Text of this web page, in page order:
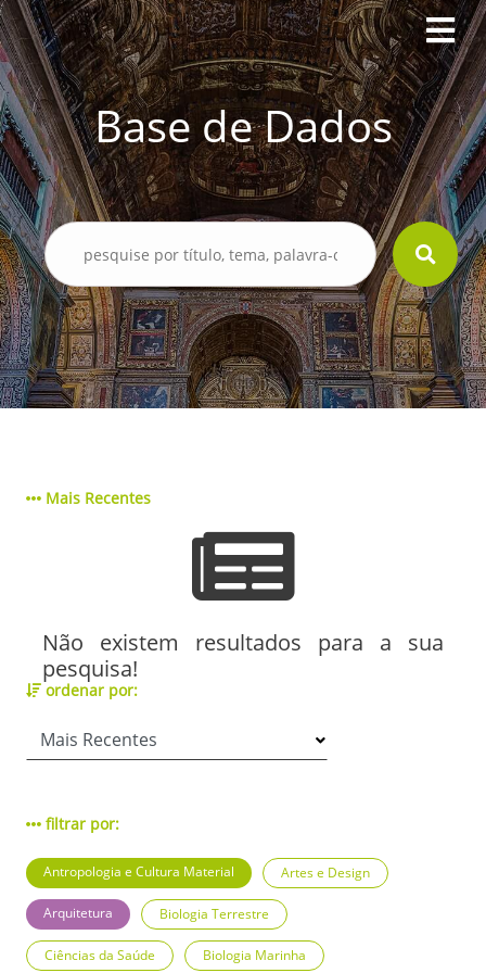
Base de Dados
Mais Recentes
Não existem resultados para a sua
pesquisa!
ordenar por:
filtrar por:
Antropologia e Cultura Material Artes e Design
Arquitetura Biologia Terrestre
Ciências da Saúde Biologia Marinha